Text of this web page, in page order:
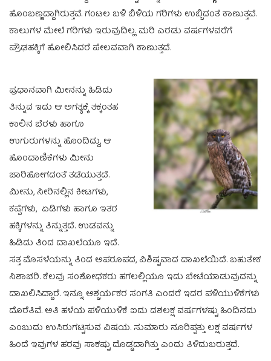
ಹೊಂಬಣ್ಣದ್ದಾಗಿರುತ್ತವೆ. ಗಂಟಲ ಬಳಿ ಬಿಳಿಯ ಗರಿಗಳು ಉಬ್ಬಿದಂತೆ ಕಾಣುತ್ತವೆ.
ಕಾಲುಗಳ ಮೇಲೆ ಗರಿಗಳು ಇರುವುದಿಲ್ಲ. ಮರಿ ಎರಡು ವರ್ಷಗಳವರೆಗೆ
ಪ್ರೌಢಹಕ್ಕಿಗೆ ಹೋಲಿಸಿದರೆ ಪೇಲವವಾಗಿ ಕಾಣುತ್ತದೆ.
ಪ್ರಧಾನವಾಗಿ ಮೀನನ್ನು ಹಿಡಿದು
ತಿನ್ನುವ ಇದು ಆ ಅಗತ್ಯಕ್ಕೆ ತಕ್ಕಂತಹ
ಕಾಲಿನ ಬೆರಳು ಹಾಗೂ
ಉಗುರುಗಳನ್ನು ಹೊಂದಿದ್ದು, ಆ
ಹೊಂದಾಣಿಕೆಗಳು ಮೀನು
ಜಾರಿಹೋಗದಂತೆ ತಡೆಯುತ್ತದೆ.
ಮೀನು, ನೀರಿನಲ್ಲಿನ ಕೀಟಗಳು,
ಕಪ್ಪೆಗಳು, ಏಡಿಗಳು ಹಾಗೂ ಇತರ
ಹಕ್ಕಿಗಳನ್ನು ತಿನ್ನುತ್ತದೆ. ಉಡವನ್ನು
ಹಿಡಿದು ತಿಂದ ದಾಖಲೆಯೂ ಇದೆ.
ಸತ್ತ ಮೊಸಳೆಯನ್ನು ತಿಂದ ಅಪರೂಪದ, ವಿಶಿಷ್ಟವಾದ ದಾಖಲೆಯಿದೆ. ಬಹುತೇಕ
ನಿಶಾಚರಿ. ಕೆಲವು ಸಂಶೋಧಕರು ಹಗಲಲ್ಲಿಯೂ ಇದು ಬೇಟೆಯಾಡುವುದನ್ನು
ದಾಖಲಿಸಿದ್ದಾರೆ. ಇನ್ನೂ ಆಶ್ಚರ್ಯಕರ ಸಂಗತಿ ಎಂದರೆ ಇದರ ಪಳಿಯುಳಿಕೆಗಳು
ದೊರೆತಿವೆ. ಅತಿ ಹಳೆಯ ಪಳಿಯುಳಿಕೆ ಐದು ದಶಲಕ್ಷ ವರ್ಷಗಳಷ್ಟು ಹಿಂದಿನದು
ಎಂಬುದು ಉಸಿರುಗಟ್ಟಿಸುವ ವಿಷಯ. ಸುಮಾರು ನೂರಿಪ್ಪತ್ತು ಲಕ್ಷ ವರ್ಷಗಳ
ಹಿಂದೆ ಇವುಗಳ ಹರವು ಸಾಕಷ್ಟು ದೊಡ್ಡದಾಗಿತ್ತು ಎಂದು ತಿಳಿದುಬರುತ್ತದೆ.